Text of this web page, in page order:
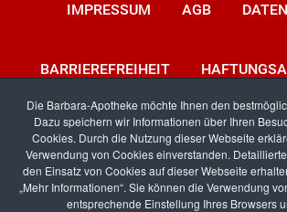
Die Barbara-Apotheke möchte Ihnen den
Dazu speichern wir Informationen über Ihren
Cookies. Durch die Nutzung dieser Webseite
Verwendung von Cookies einverstanden.
den Einsatz von Cookies auf dieser Webseite
„Mehr Informationen“. Sie können die Verwendung
entsprechende Einstellung Ihres Browsers
IMPRESSUM AGB
BARRIEREFREIHEIT
KONTAKT